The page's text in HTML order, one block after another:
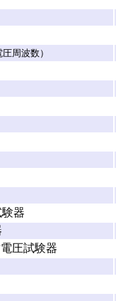
圧周波数）
器
圧試験器